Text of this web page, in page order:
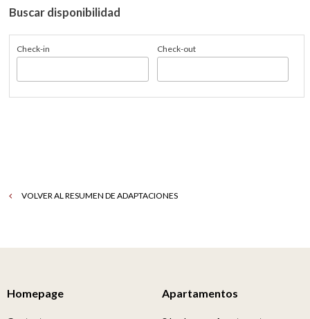
Buscar disponibilidad
Check-in Check-out
VOLVER AL RESUMEN DE ADAPTACIONES
Homepage Apartamentos